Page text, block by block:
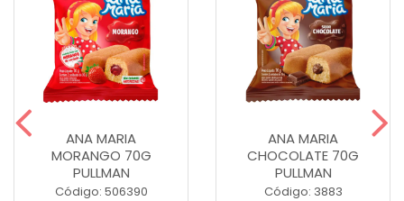
ANA MARIA
MORANGO 70G
PULLMAN
Código: 506390
ANA MARIA
CHOCOLATE 70G
PULLMAN
Código: 3883